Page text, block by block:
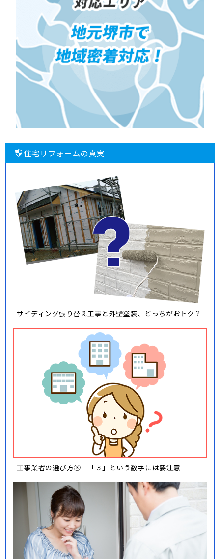
住宅リフォームの真実
サイディング張り替え工事と外壁塗装、どっちがおトク？
工事業者の選び方③ 「３」という数字には要注意